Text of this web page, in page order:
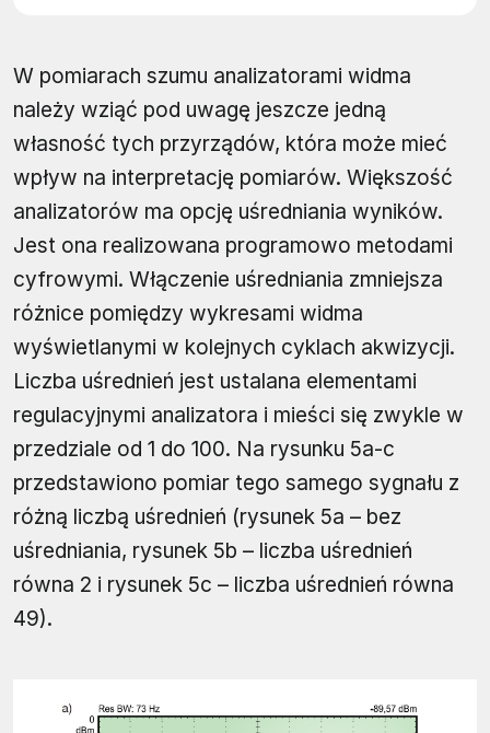
W pomiarach szumu analizatorami widma
należy wziąć pod uwagę jeszcze jedną
własność tych przyrządów, która może mieć
wpływ na interpretację pomiarów. Większość
analizatorów ma opcję uśredniania wyników.
Jest ona realizowana programowo metodami
cyfrowymi. Włączenie uśredniania zmniejsza
różnice pomiędzy wykresami widma
wyświetlanymi w kolejnych cyklach akwizycji.
Liczba uśrednień jest ustalana elementami
regulacyjnymi analizatora i mieści się zwykle w
przedziale od 1 do 100. Na rysunku 5a-c
przedstawiono pomiar tego samego sygnału z
różną liczbą uśrednień (rysunek 5a – bez
uśredniania, rysunek 5b – liczba uśrednień
równa 2 i rysunek 5c – liczba uśrednień równa
49).